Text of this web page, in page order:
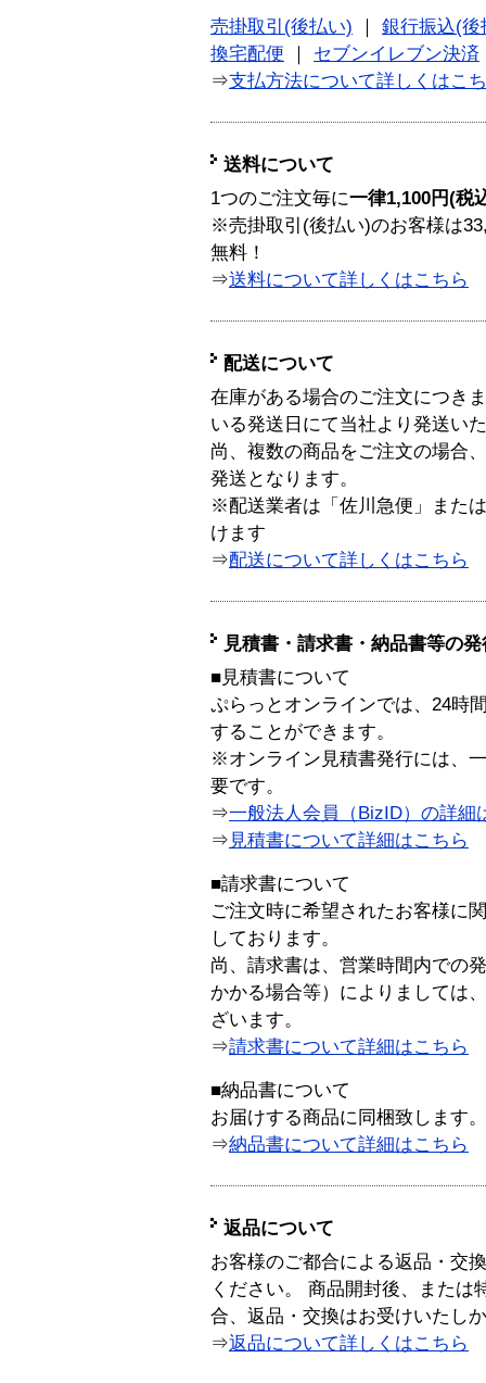
売掛取引(後払い)
銀行振込(後
換宅配便
セブンイレブン決済
⇒支払方法について詳しくはこ
送料について
1つのご注文毎に一律1,100円(税
※売掛取引(後払い)のお客様は
無料！
⇒送料について詳しくはこちら
配送について
在庫がある場合のご注文につき
いる発送日にて当社より発送い
尚、複数の商品をご注文の場合
発送となります。
※配送業者は「佐川急便」また
けます
⇒配送について詳しくはこちら
見積書・請求書・納品書等の
■見積書について
ぷらっとオンラインでは、24時
することができます。
※オンライン見積書発行には、
要です。
⇒一般法人会員（BizID）の詳細
⇒ 見積書について詳細はこちら
■請求書について
ご注文時に希望されたお客様に
しております。
尚、請求書は、営業時間内での
かかる場合等）によりましては
ざいます。
⇒請求書について詳細はこちら
■納品書について
お届けする商品に同梱致します。
⇒納品書について詳細はこちら
返品について
お客様のご都合による返品・交
ください。 商品開封後、または
合、返品・交換はお受けいたし
⇒返品について詳しくはこちら